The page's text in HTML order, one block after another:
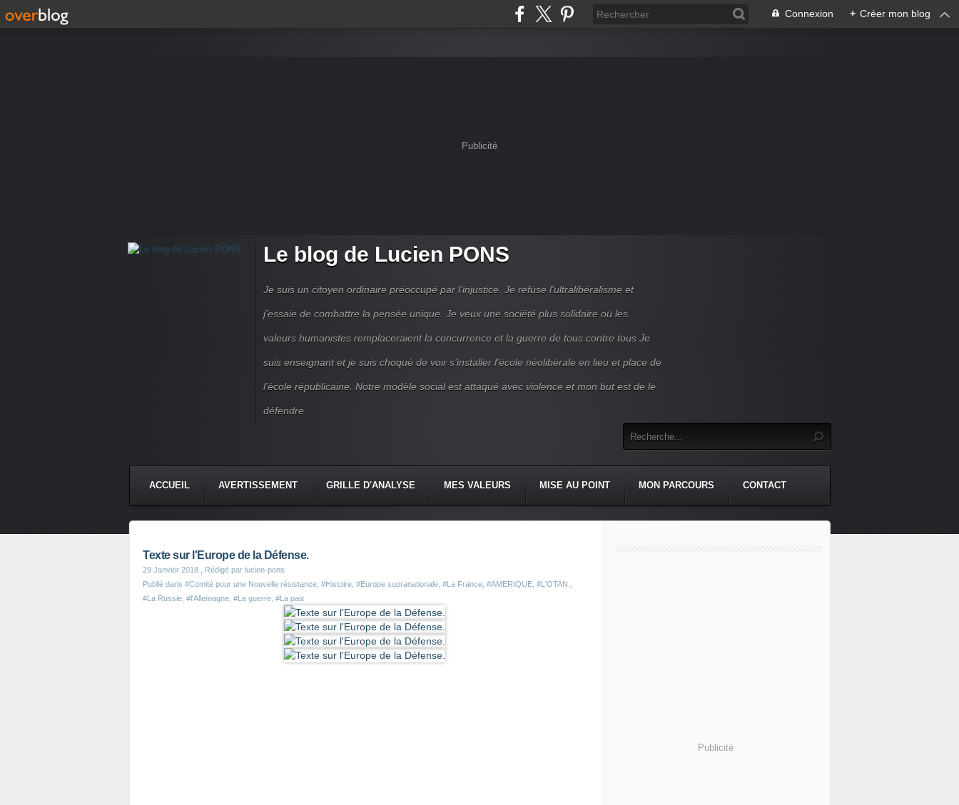
Connexion + Créer mon blog
Publicité
Le blog de Lucien PONS
Je suis un citoyen ordinaire préoccupé par l’injustice. Je refuse l'ultralibéralisme et
j'essaie de combattre la pensée unique. Je veux une société plus solidaire où les
valeurs humanistes remplaceraient la concurrence et la guerre de tous contre tous Je
suis enseignant et je suis choqué de voir s’installer l’école néolibérale en lieu et place de
l’école républicaine. Notre modèle social est attaqué avec violence et mon but est de le
défendre
ACCUEIL AVERTISSEMENT GRILLE D'ANALYSE MES VALEURS MISE AU POINT MON PARCOURS CONTACT
Texte sur l'Europe de la Défense.
29 Janvier 2018 , Rédigé par lucien-pons
Publié dans #Comité pour une Nouvelle résistance #Histoire #Europe supranationale #La France #AMERIQUE #L'OTAN.
#La Russie #l'Allemagne #La guerre #La paix
Publicité